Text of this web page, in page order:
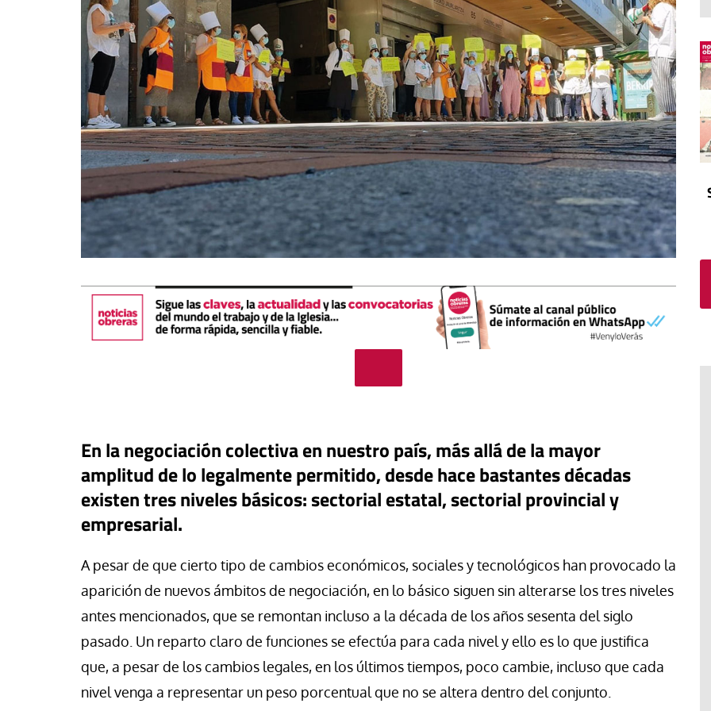
La mundialización
El amor en el mundo
Los empobrecidos por el
mundo
Radio — Mundo obrero hoy
Vidas precarias
Dos minutos
Aplicaciones
Música
Poesía
Relato
In memoriam
Tribuna
Blog Sembrando sueños,
recogiendo humanidad
Blog Mensajes guardados
La columna
En la negociación colectiva en nuestro país, más allá de la mayor
amplitud de lo legalmente permitido, desde hace bastantes décadas
existen tres niveles básicos: sectorial estatal, sectorial provincial y
empresarial.
A pesar de que cierto tipo de cambios económicos, sociales y tecnológicos han provocado la
aparición de nuevos ámbitos de negociación, en lo básico siguen sin alterarse los tres niveles
antes mencionados, que se remontan incluso a la década de los años sesenta del siglo
pasado. Un reparto claro de funciones se efectúa para cada nivel y ello es lo que justifica
que, a pesar de los cambios legales, en los últimos tiempos, poco cambie, incluso que cada
nivel venga a representar un peso porcentual que no se altera dentro del conjunto.
una pieza más en el
para el iliberalismo que
contra las democracias Tribuna
La otra orilla
#EstáPasando
Movimientos populares y
sindicatos de Argentina marchan
en San Cayetano en demanda de
“paz, pan, tierra, techo y trabajo”